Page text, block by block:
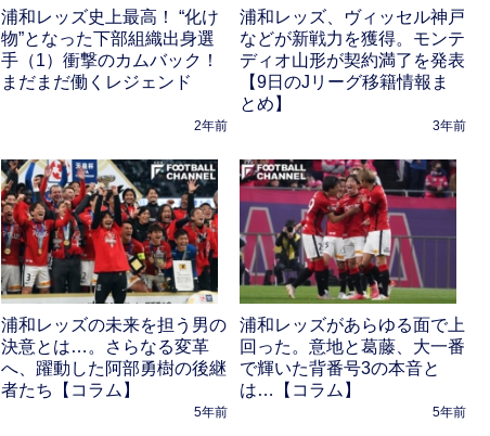
浦和レッズ史上最高！ “化け
物”となった下部組織出身選
手（1）衝撃のカムバック！
まだまだ働くレジェンド
2年前
浦和レッズ、ヴィッセル神戸
などが新戦力を獲得。モンテ
ディオ山形が契約満了を発表
【9日のJリーグ移籍情報ま
とめ】
3年前
浦和レッズの未来を担う男の
決意とは…。さらなる変革
へ、躍動した阿部勇樹の後継
者たち【コラム】
5年前
浦和レッズがあらゆる面で上
回った。意地と葛藤、大一番
で輝いた背番号3の本音と
は…【コラム】
5年前